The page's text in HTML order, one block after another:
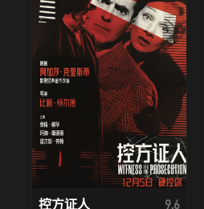
控方证人 9.6